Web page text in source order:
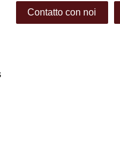
Contatto con noi